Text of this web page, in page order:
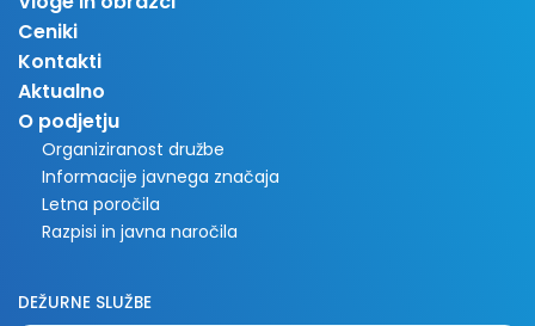
Ceniki
Kontakti
Aktualno
O podjetju
Organiziranost družbe
Informacije javnega značaja
Letna poročila
Razpisi in javna naročila
DEŽURNE SLUŽBE